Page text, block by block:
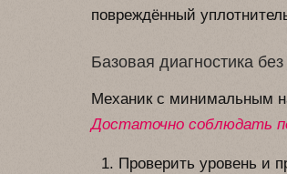
повреждённый
Базовая диагностика
Механик с минимальным
Достаточно соблюдать
Проверить уровень и